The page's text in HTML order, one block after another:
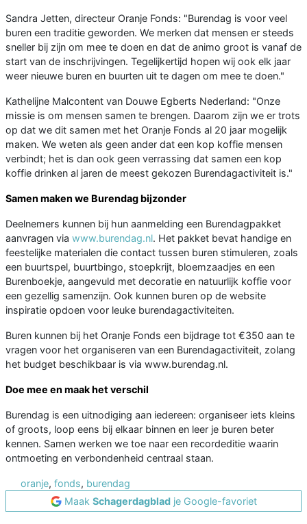
Sandra Jetten, directeur Oranje Fonds: "Burendag is voor veel
buren een traditie geworden. We merken dat mensen er steeds
sneller bij zijn om mee te doen en dat de animo groot is vanaf de
start van de inschrijvingen. Tegelijkertijd hopen wij ook elk jaar
weer nieuwe buren en buurten uit te dagen om mee te doen."
Kathelijne Malcontent van Douwe Egberts Nederland: "Onze
missie is om mensen samen te brengen. Daarom zijn we er trots
op dat we dit samen met het Oranje Fonds al 20 jaar mogelijk
maken. We weten als geen ander dat een kop koffie mensen
verbindt; het is dan ook geen verrassing dat samen een kop
koffie drinken al jaren de meest gekozen Burendagactiviteit is."
Samen maken we Burendag bijzonder
Deelnemers kunnen bij hun aanmelding een Burendagpakket
aanvragen via www.burendag.nl. Het pakket bevat handige en
feestelijke materialen die contact tussen buren stimuleren, zoals
een buurtspel, buurtbingo, stoepkrijt, bloemzaadjes en een
Burenboekje, aangevuld met decoratie en natuurlijk koffie voor
een gezellig samenzijn. Ook kunnen buren op de website
inspiratie opdoen voor leuke burendagactiviteiten.
Buren kunnen bij het Oranje Fonds een bijdrage tot €350 aan te
vragen voor het organiseren van een Burendagactiviteit, zolang
het budget beschikbaar is via www.burendag.nl.
Doe mee en maak het verschil
Burendag is een uitnodiging aan iedereen: organiseer iets kleins
of groots, loop eens bij elkaar binnen en leer je buren beter
kennen. Samen werken we toe naar een recordeditie waarin
ontmoeting en verbondenheid centraal staan.
oranje, fonds, burendag
Maak Schagerdagbladje Google-favoriet